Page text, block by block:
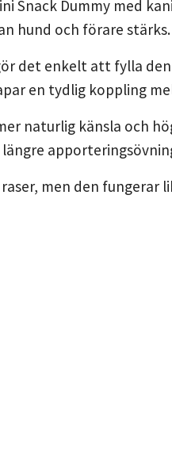
Snack Dummy med
hund och förare stärks.
det enkelt att fylla
en tydlig koppling
naturlig känsla och
men den fungerar